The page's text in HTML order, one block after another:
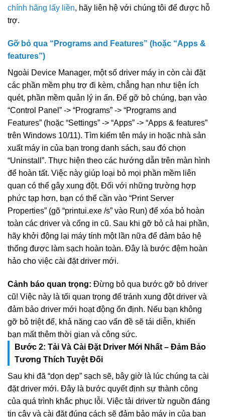
chính hãng lấy liền, hãy liên hệ với chúng tôi để được hỗ
trợ.
Gỡ bỏ qua “Programs and Features” (hoặc “Apps &
features”)
Ngoài Device Manager, một số driver máy in còn cài đặt
các phần mềm phụ trợ đi kèm, chẳng hạn như tiện ích
quét, phần mềm quản lý in ấn. Để gỡ bỏ chúng, bạn vào
“Control Panel” -> “Programs” -> “Programs and
Features” (hoặc “Settings” -> “Apps” -> “Apps & features”
trên Windows 10/11). Tìm kiếm tên máy in hoặc nhà sản
xuất máy in của bạn trong danh sách, sau đó chọn
“Uninstall”. Thực hiện theo các hướng dẫn trên màn hình
để hoàn tất. Việc này giúp loại bỏ mọi phần mềm liên
quan có thể gây xung đột. Đối với những trường hợp
phức tạp hơn, bạn có thể cần vào “Print Server
Properties” (gõ “printui.exe /s” vào Run) để xóa bỏ hoàn
toàn các driver và cổng in cũ. Sau khi gỡ bỏ cả hai phần,
hãy khởi động lại máy tính một lần nữa để đảm bảo hệ
thống được làm sạch hoàn toàn. Đây là bước đệm hoàn
hảo cho việc cài đặt driver mới.
Cảnh báo quan trọng: Đừng bỏ qua bước gỡ bỏ driver
cũ! Việc này là tối quan trọng để tránh xung đột driver và
đảm bảo driver mới hoạt động ổn định. Nếu bạn không
gỡ bỏ triệt để, khả năng cao vấn đề sẽ tái diễn, khiến
bạn mất thêm thời gian và công sức.
Bước 2: Tải Và Cài Đặt Driver Mới Nhất – Đảm Bảo
Tương Thích Tuyệt Đối
Sau khi đã “dọn dẹp” sạch sẽ, bây giờ là lúc chúng ta cài
đặt driver mới. Đây là bước quyết định sự thành công
của quá trình khắc phục lỗi. Việc tải driver từ nguồn đáng
tin cậy và cài đặt đúng cách sẽ đảm bảo máy in của bạn